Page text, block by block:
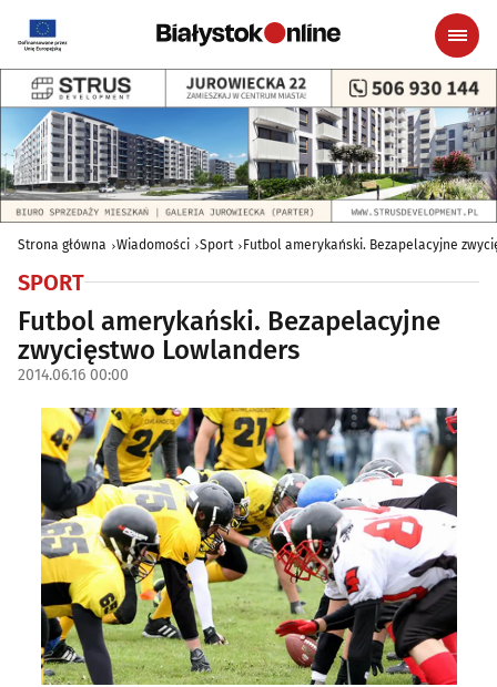
Strona główna Wiadomości Sport Futbol amerykański. Bezapelacyjne
SPORT
Futbol amerykański. Bezapelacyjne
zwycięstwo Lowlanders
2014.06.16 00:00